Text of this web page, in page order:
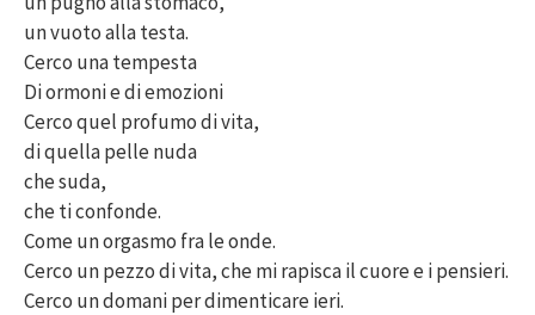
un vuoto alla testa.
Cerco una tempesta
Di ormoni e di emozioni
Cerco quel profumo di vita,
di quella pelle nuda
che suda,
che ti confonde.
Come un orgasmo fra le onde.
Cerco un pezzo di vita, che mi rapisca il cuore e i pensieri.
Cerco un domani per dimenticare ieri.